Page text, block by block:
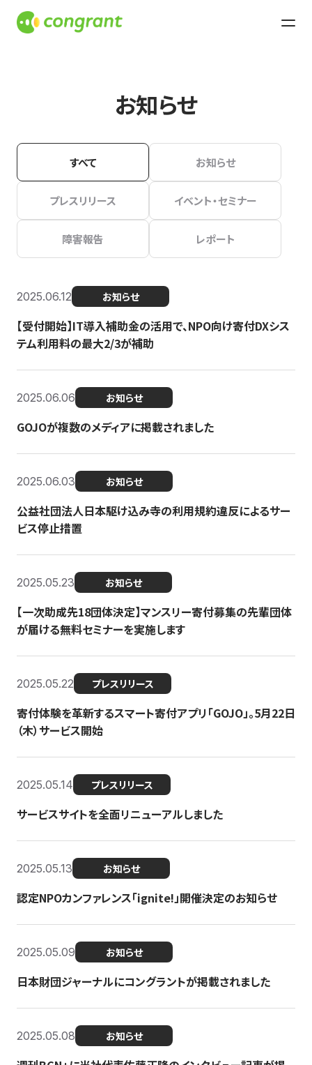
お知らせ
すべて お知らせ
プレスリリース イベント・セミナー
障害報告 レポート
2025.06.12 お知らせ
【受付開始】IT導入補助金の活用で、NPO向け寄付DXシス
テム利用料の最大2/3が補助
2025.06.06 お知らせ
GOJOが複数のメディアに掲載されました
2025.06.03 お知らせ
公益社団法人日本駆け込み寺の利用規約違反によるサー
ビス停止措置
2025.05.23 お知らせ
【一次助成先18団体決定】マンスリー寄付募集の先輩団体
が届ける無料セミナーを実施します
2025.05.22 プレスリリース
寄付体験を革新するスマート寄付アプリ「GOJO」。5月22日
（木）サービス開始
2025.05.14 プレスリリース
サービスサイトを全面リニューアルしました
2025.05.13 お知らせ
認定NPOカンファレンス「ignite!」開催決定のお知らせ
2025.05.09 お知らせ
日本財団ジャーナルにコングラントが掲載されました
2025.05.08 お知らせ